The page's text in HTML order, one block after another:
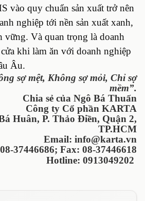
vào quy chuẩn sản xuất trở nên
nghiệp tới nền sản xuất xanh,
vững. Và quan trọng là doanh
khi làm ăn với doanh nghiệp
Âu.
sợ mệt, Không sợ mỏi, Chỉ sợ
mềm”.
Chia sẻ của Ngô Bá Thuấn
Công ty Cổ phần KARTA
Huân, P. Thảo Điền, Quận 2,
TP.HCM
Email: info@karta.vn
Fax: 08-37446618
Hotline: 0913049202